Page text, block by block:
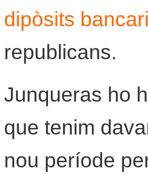
dipòsits
republicans.
Junqueras ho
que tenim
nou període